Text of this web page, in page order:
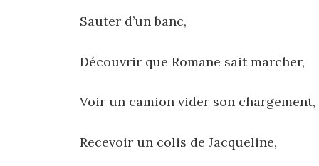
Sauter d’un banc,
Découvrir que Romane sait marcher,
Voir un camion vider son chargement,
Recevoir un colis de Jacqueline,